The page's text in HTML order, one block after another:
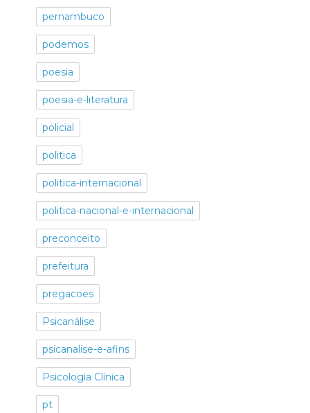
pernambuco
podemos
poesia
poesia-e-literatura
policial
politica
politica-internacional
politica-nacional-e-internacional
preconceito
prefeitura
pregacoes
Psicanálise
psicanalise-e-afins
Psicologia Clínica
pt